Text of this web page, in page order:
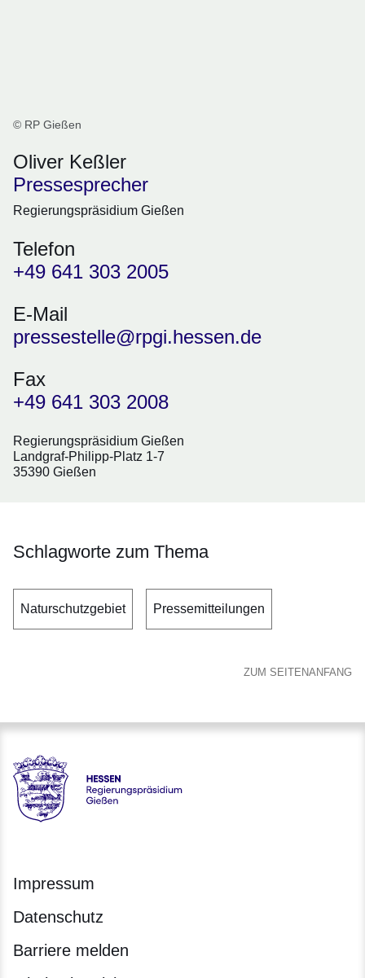
© RP Gießen
Oliver Keßler
Pressesprecher
Regierungspräsidium Gießen
Telefon
+49 641 303 2005
E-Mail
pressestelle@rpgi.hessen.de
Fax
+49 641 303 2008
Regierungspräsidium Gießen
Landgraf-Philipp-Platz 1-7
35390 Gießen
Schlagworte zum Thema
Naturschutzgebiet Pressemitteilungen
ZUM SEITENANFANG
Hessen - Regierungspräsidium Gießen
Impressum
Datenschutz
Barriere melden